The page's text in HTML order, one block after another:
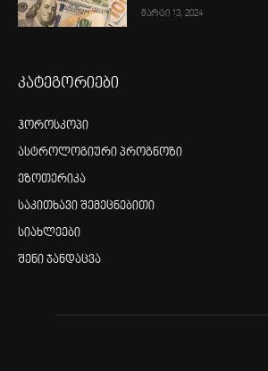
მარტი 13, 2024
კატეგორიები
ჰოროსკოპი
ასტროლოგიური პროგნოზი
ეზოთერიკა
საკითხავი შემეცნებითი
სიახლეები
შენი ჯანდაცვა